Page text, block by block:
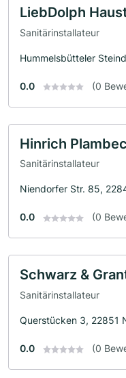
LiebDolph
Sanitärinstallateur
Hummelsbütteler
0.0 (0
Hinrich
Sanitärinstallateur
Niendorfer Str. 85,
0.0 (0
Schwarz &
Sanitärinstallateur
Querstücken 3, 22851
0.0 (0